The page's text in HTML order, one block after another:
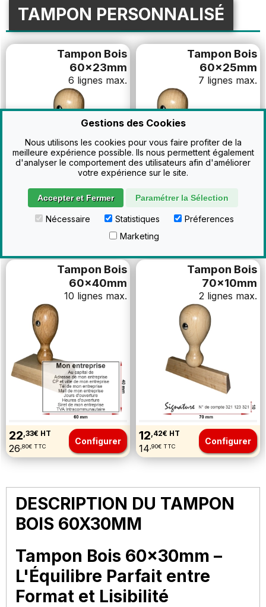
TAMPON PERSONNALISÉ
Tampon Bois
60x23mm
6 lignes max.
,42€ HT
Configurer
Tampon Bois
60x25mm
7 lignes max.
13,25€ HT
15
Configurer
Tampon Bois
60x40mm
10 lignes max.
22,33€ HT
26 ,80€ TTC Configurer
Tampon Bois
70x10mm
2 lignes max.
12,42€ HT
14 ,90€ TTC Configurer
DESCRIPTION DU TAMPON
BOIS 60X30MM
Tampon Bois 60x30mm –
L'Équilibre Parfait entre
Format et Lisibilité
Gestions des Cookies
Nous utilisons les cookies pour vous faire profiter de la
meilleure expérience possible. Ils nous permettent également
d'analyser le comportement des utilisateurs afin d'améliorer
votre expérience sur le site.
Accepter et Fermer Paramétrer la Sélection
Nécessaire Statistiques
Préferences
Marketing